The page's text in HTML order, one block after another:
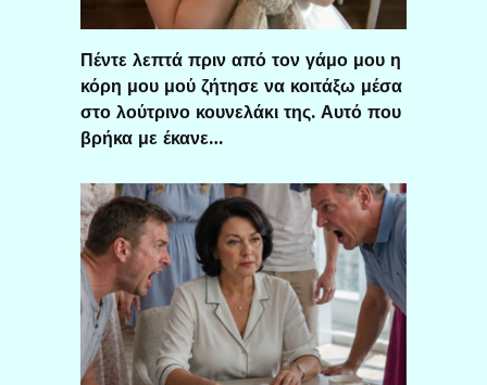
Πέντε λεπτά πριν από τον γάμο μου η
κόρη μου μού ζήτησε να κοιτάξω μέσα
στο λούτρινο κουνελάκι της. Αυτό που
βρήκα με έκανε…